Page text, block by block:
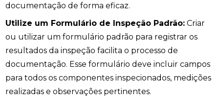
documentação de forma eficaz.
Utilize um Formulário de Inspeção Padrão: Criar
ou utilizar um formulário padrão para registrar os
resultados da inspeção facilita o processo de
documentação. Esse formulário deve incluir campos
para todos os componentes inspecionados, medições
realizadas e observações pertinentes.